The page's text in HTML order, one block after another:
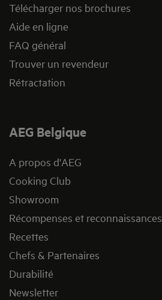
Télécharger nos brochures
Aide en ligne
FAQ général
Trouver un revendeur
Rétractation
AEG Belgique
A propos d'AEG
Cooking Club
Showroom
Récompenses et reconnaissances
Recettes
Chefs & Partenaires
Durabilité
Newsletter